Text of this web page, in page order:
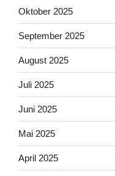
Oktober 2025
September 2025
August 2025
Juli 2025
Juni 2025
Mai 2025
April 2025